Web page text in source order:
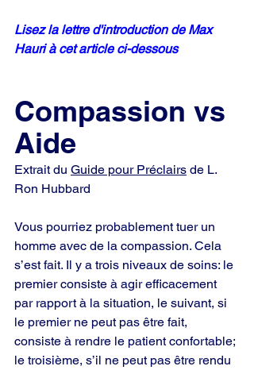
Lisez la lettre d'introduction de Max
Hauri à cet article ci-dessous
Compassion vs
Aide
Extrait du Guide pour Préclairs de L.
Ron Hubbard
Vous pourriez probablement tuer un
homme avec de la compassion. Cela
s’est fait. Il y a trois niveaux de soins: le
premier consiste à agir efficacement
par rapport à la situation, le suivant, si
le premier ne peut pas être fait,
consiste à rendre le patient confortable;
le troisième, s’il ne peut pas être rendu